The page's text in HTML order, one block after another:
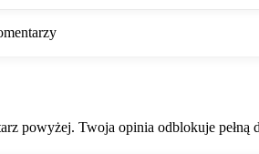
powyżej. Twoja opinia odblokuje pełną